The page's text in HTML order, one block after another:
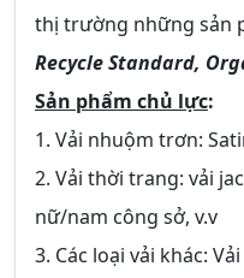
thị trường những sản
Recycle Standard,
Sản phẩm chủ lực:
1. Vải nhuộm trơn:
2. Vải thời trang: vải
nữ/nam công sở, v.v
3. Các loại vải khác: